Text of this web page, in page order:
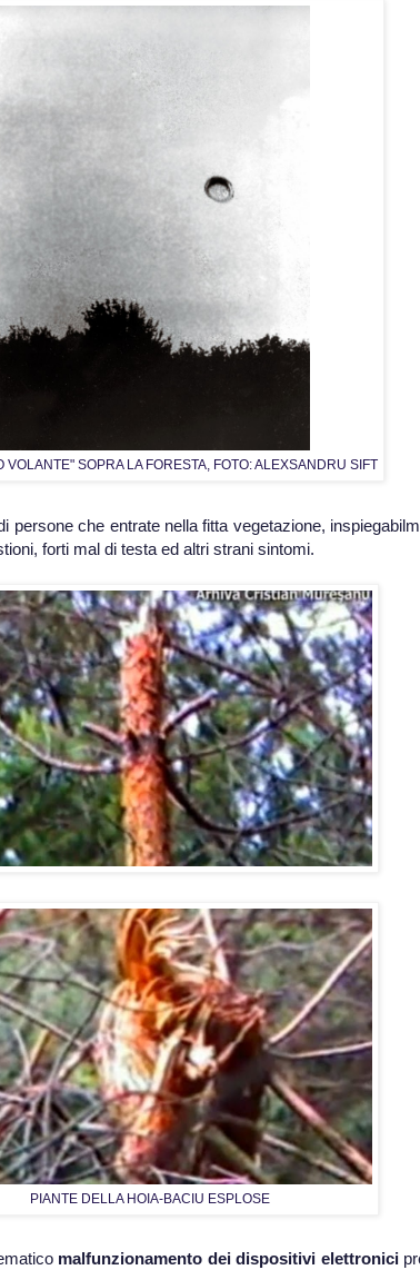
VOLANTE" SOPRA LA FORESTA, FOTO: ALEXSANDRU SIFT
persone che entrate nella fitta vegetazione,
forti mal di testa ed altri strani sintomi.
PIANTE DELLA HOIA-BACIU ESPLOSE
malfunzionamento dei dispositivi elettronici